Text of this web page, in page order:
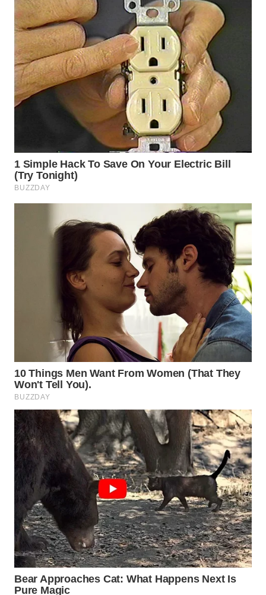
WN
CIREBON
WN
INDRAMAYU
WN
MAJALENGKA
WN
PRIANGAN
TIMUR
WN
WN
SOLO
WN
BOROBUDUR
WN
MADURA
WN
SURABAYA